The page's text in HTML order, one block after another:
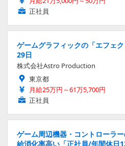
正社員
ゲームグラフィックの「エフェ
29日
株式会社Astro Production
東京都
月給25万円～61万5,700円
正社員
ゲーム周辺機器・コントローラ
給消化率高い「正社員/年間休日